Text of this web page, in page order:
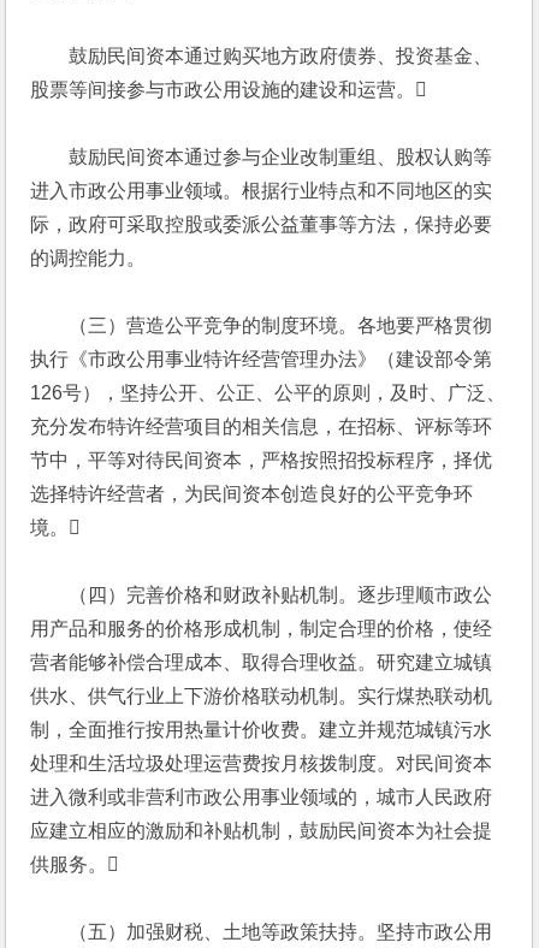
鼓励民间资本通过购买地方政府债券、投资基金、
股票等间接参与市政公用设施的建设和运营。
鼓励民间资本通过参与企业改制重组、股权认购等
进入市政公用事业领域。根据行业特点和不同地区的实
际，政府可采取控股或委派公益董事等方法，保持必要
的调控能力。
（三）营造公平竞争的制度环境。各地要严格贯彻
执行《市政公用事业特许经营管理办法》（建设部令第
126号），坚持公开、公正、公平的原则，及时、广泛、
充分发布特许经营项目的相关信息，在招标、评标等环
节中，平等对待民间资本，严格按照招投标程序，择优
选择特许经营者，为民间资本创造良好的公平竞争环
境。
（四）完善价格和财政补贴机制。逐步理顺市政公
用产品和服务的价格形成机制，制定合理的价格，使经
营者能够补偿合理成本、取得合理收益。研究建立城镇
供水、供气行业上下游价格联动机制。实行煤热联动机
制，全面推行按用热量计价收费。建立并规范城镇污水
处理和生活垃圾处理运营费按月核拨制度。对民间资本
进入微利或非营利市政公用事业领域的，城市人民政府
应建立相应的激励和补贴机制，鼓励民间资本为社会提
供服务。
（五）加强财税、土地等政策扶持。坚持市政公用